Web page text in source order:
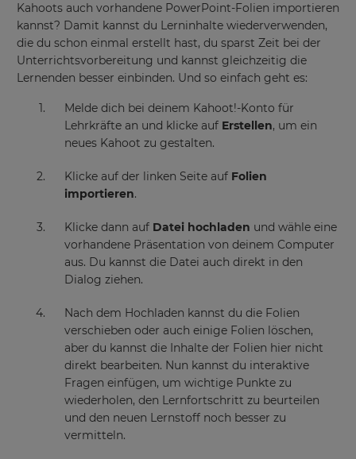
Kahoots auch vorhandene PowerPoint-Folien importieren
kannst? Damit kannst du Lerninhalte wiederverwenden,
die du schon einmal erstellt hast, du sparst Zeit bei der
Unterrichtsvorbereitung und kannst gleichzeitig die
Lernenden besser einbinden. Und so einfach geht es:
Melde dich bei deinem Kahoot!-Konto für
Lehrkräfte an und klicke auf Erstellen, um ein
neues Kahoot zu gestalten.
Klicke auf der linken Seite auf Folien
importieren.
Klicke dann auf Datei hochladen und wähle eine
vorhandene Präsentation von deinem Computer
aus. Du kannst die Datei auch direkt in den
Dialog ziehen.
Nach dem Hochladen kannst du die Folien
verschieben oder auch einige Folien löschen,
aber du kannst die Inhalte der Folien hier nicht
direkt bearbeiten. Nun kannst du interaktive
Fragen einfügen, um wichtige Punkte zu
wiederholen, den Lernfortschritt zu beurteilen
und den neuen Lernstoff noch besser zu
vermitteln.
Update
settings.
language,
currency.